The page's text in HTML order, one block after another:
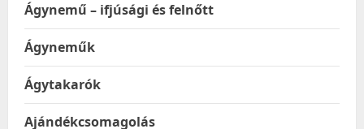
Ágynemű – ifjúsági és felnőtt
Ágyneműk
Ágytakarók
Ajándékcsomagolás